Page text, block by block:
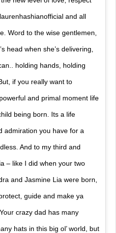
and all
Word to the wise gentlemen,
head when she’s delivering,
holding hands, holding
if you really want to
and primal moment life
being born. Its a life
admiration you have for a
And to my third and
– like I did when your two
and Jasmine Lia were born,
guide and make ya
crazy dad has many
hats in this big ol’ world, but